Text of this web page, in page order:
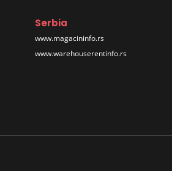
Serbia
www.magacininfo.rs
www.warehouserentinfo.rs